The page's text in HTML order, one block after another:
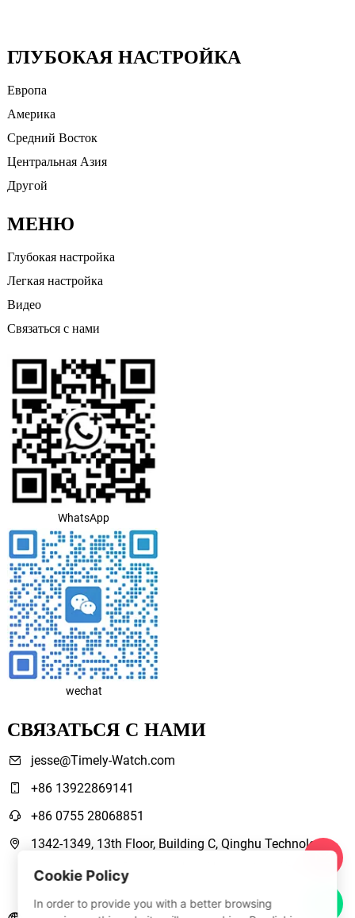
ГЛУБОКАЯ НАСТРОЙКА
Европа
Америка
Средний Восток
Центральная Азия
Другой
МЕНЮ
Глубокая настройка
Легкая настройка
Видео
Связаться с нами
WhatsApp
wechat
СВЯЗАТЬСЯ С НАМИ
jesse@Timely-Watch.com
+86 13922869141
+86 0755 28068851
1342-1349, 13th Floor, Building C, Qinghu Technology
Park, Qingxiang Road,Longhua New District Shenzhen,
Cookie Policy
In order to provide you with a better browsing